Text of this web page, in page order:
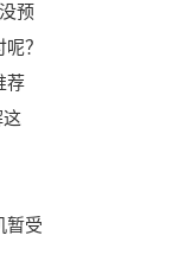
预
？
荐
这
暂受